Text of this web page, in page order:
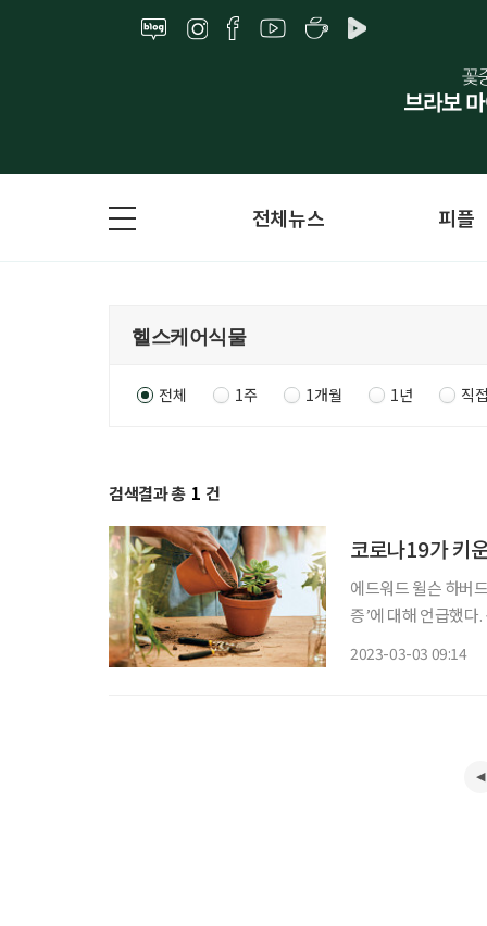
전체뉴스 피플
전체 1주 1개월 1년 직
검색결과 총 1 건
코로나19가 키
에드워드 윌슨 하버
증’에 대해 언급했다
2023-03-03 09:14